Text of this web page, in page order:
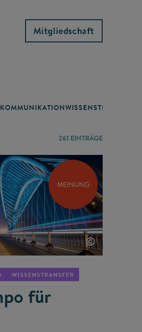
Mitgliedschaft
WISSENSTRANSFER
261 EINTRÄGE
MEINUNG
©
WISSENSTRANSFER
für